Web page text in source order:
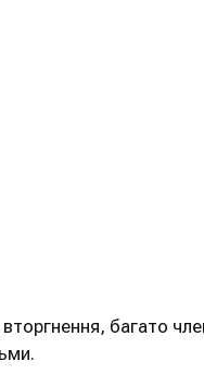
багато